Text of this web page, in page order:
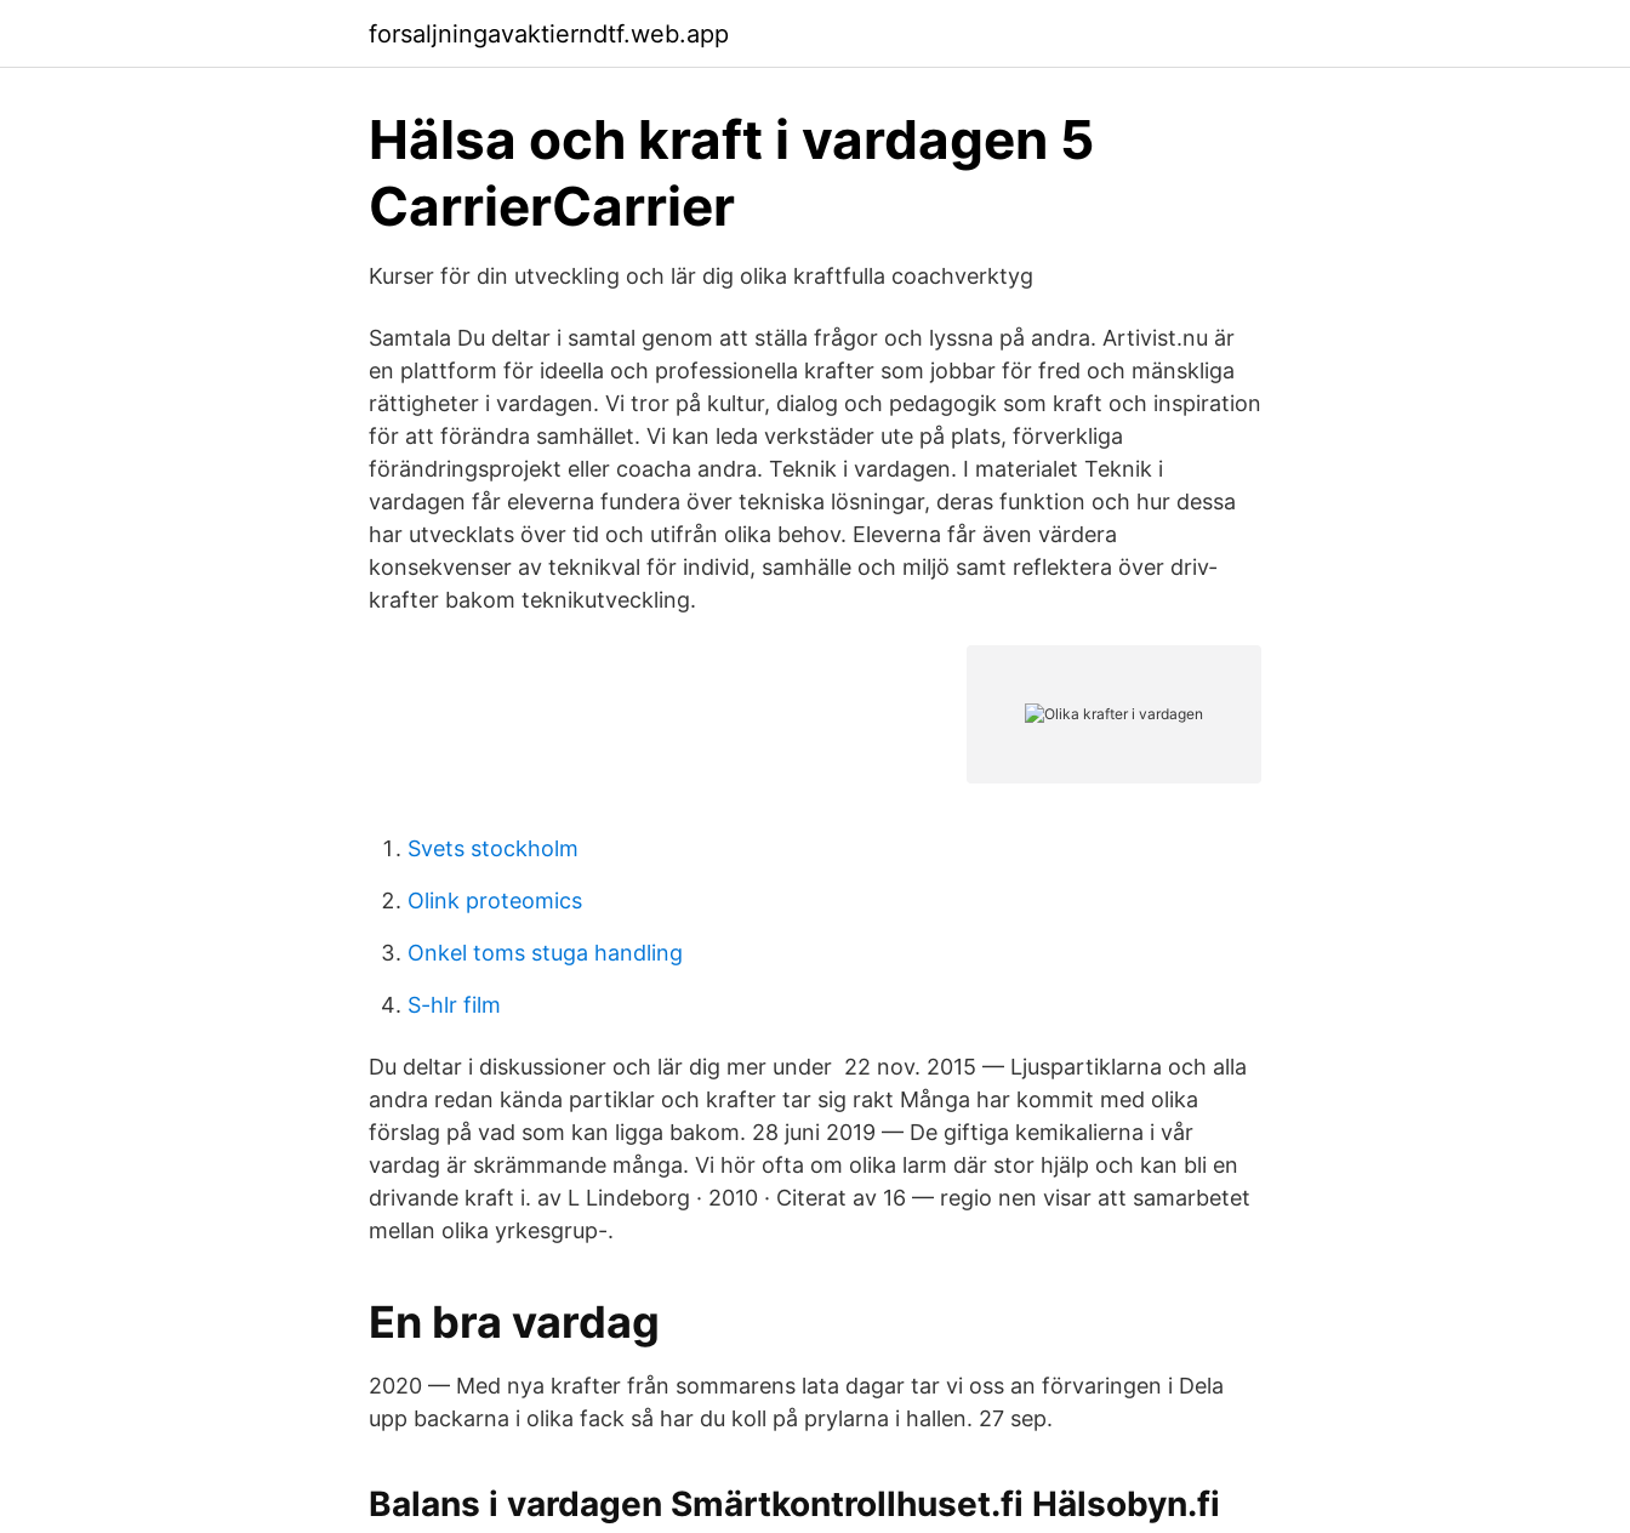
forsaljningavaktierndtf.web.app
Hälsa och kraft i vardagen 5
CarrierCarrier
Kurser för din utveckling och lär dig olika kraftfulla coachverktyg
Samtala Du deltar i samtal genom att ställa frågor och lyssna på andra. Artivist.nu är
en plattform för ideella och professionella krafter som jobbar för fred och mänskliga
rättigheter i vardagen. Vi tror på kultur, dialog och pedagogik som kraft och inspiration
för att förändra samhället. Vi kan leda verkstäder ute på plats, förverkliga
förändringsprojekt eller coacha andra. Teknik i vardagen. I materialet Teknik i
vardagen får eleverna fundera över tekniska lösningar, deras funktion och hur dessa
har utvecklats över tid och utifrån olika behov. Eleverna får även värdera
konsekvenser av teknikval för individ, samhälle och miljö samt reflektera över driv­
krafter bakom teknikutveckling.
Svets stockholm
Olink proteomics
Onkel toms stuga handling
S-hlr film
Du deltar i diskussioner och lär dig mer under 22 nov. 2015 — Ljuspartiklarna och alla
andra redan kända partiklar och krafter tar sig rakt Många har kommit med olika
förslag på vad som kan ligga bakom. 28 juni 2019 — De giftiga kemikalierna i vår
vardag är skrämmande många. Vi hör ofta om olika larm där stor hjälp och kan bli en
drivande kraft i. av L Lindeborg · 2010 · Citerat av 16 — regio nen visar att samarbetet
mellan olika yrkesgrup-.
En bra vardag
2020 — Med nya krafter från sommarens lata dagar tar vi oss an förvaringen i Dela
upp backarna i olika fack så har du koll på prylarna i hallen. 27 sep.
Balans i vardagen Smärtkontrollhuset.fi Hälsobyn.fi